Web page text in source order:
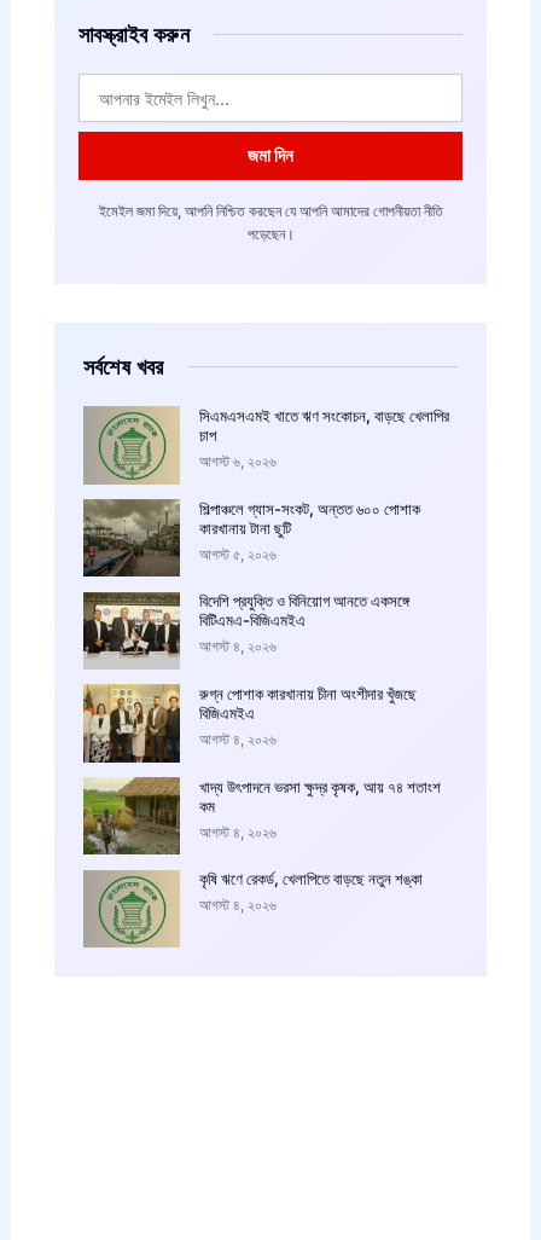
সাবস্ক্রাইব করুন
জমা দিন
ইমেইল জমা দিয়ে, আপনি নিশ্চিত করছেন যে আপনি আমাদের গোপনীয়তা নীতি
পড়েছেন।
সর্বশেষ খবর
সিএমএসএমই খাতে ঋণ সংকোচন, বাড়ছে খেলাপির
চাপ
আগস্ট ৬, ২০২৬
শিল্পাঞ্চলে গ্যাস-সংকট, অন্তত ৬০০ পোশাক
কারখানায় টানা ছুটি
আগস্ট ৫, ২০২৬
বিদেশি প্রযুক্তি ও বিনিয়োগ আনতে একসঙ্গে
বিটিএমএ-বিজিএমইএ
আগস্ট ৪, ২০২৬
রুগ্ন পোশাক কারখানায় চীনা অংশীদার খুঁজছে
বিজিএমইএ
আগস্ট ৪, ২০২৬
খাদ্য উৎপাদনে ভরসা ক্ষুদ্র কৃষক, আয় ৭৪ শতাংশ
কম
আগস্ট ৪, ২০২৬
কৃষি ঋণে রেকর্ড, খেলাপিতে বাড়ছে নতুন শঙ্কা
আগস্ট ৪, ২০২৬